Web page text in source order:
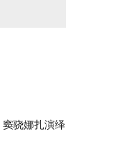
窦骁娜扎演绎